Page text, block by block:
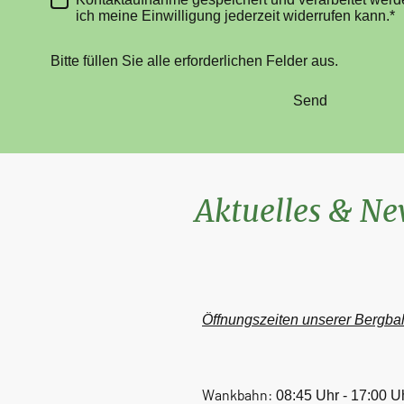
ich meine Einwilligung jederzeit widerrufen kann.*
Bitte füllen Sie alle erforderlichen Felder aus.
Send
Aktuelles &
Öffnungszeiten unserer
Wankbahn: 08:45 Uhr - 17:00